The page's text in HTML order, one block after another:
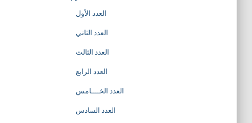
العدد الأول
العدد الثاني
العدد الثالث
العدد الرابع
العدد الخــــامس
العدد السادس